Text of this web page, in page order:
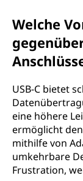
Welche
USB-C bietet
eine höhere
ermöglicht
mithilfe von
umkehrbare
Frustration,